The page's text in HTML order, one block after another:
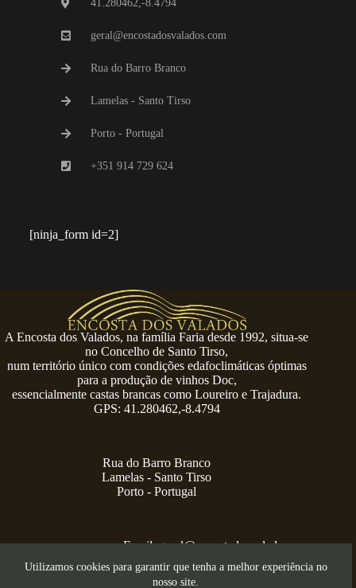
Utilizamos cookies para garantir que tenha a melhor experiência no
nosso site.
41.280462,-8.4794
geral@encostadosvalados.com
Rua do Barro Branco
Lamelas - Santo Tirso
Porto - Portugal
+351 914 729 624
[ninja_form id=2]
A Encosta dos Valados, na família Faria desde 1992, situa-se
no Concelho de Santo Tirso,
num território único com condições edafoclimáticas óptimas
para a produção de vinhos Doc,
essencialmente castas brancas como Loureiro e Trajadura.
GPS: 41.280462,-8.4794
Rua do Barro Branco
Lamelas - Santo Tirso
Porto - Portugal
Email:geral@encostadosvalados.com
+351 914 729 624
Copyright © 2026 – Serra dos Valados